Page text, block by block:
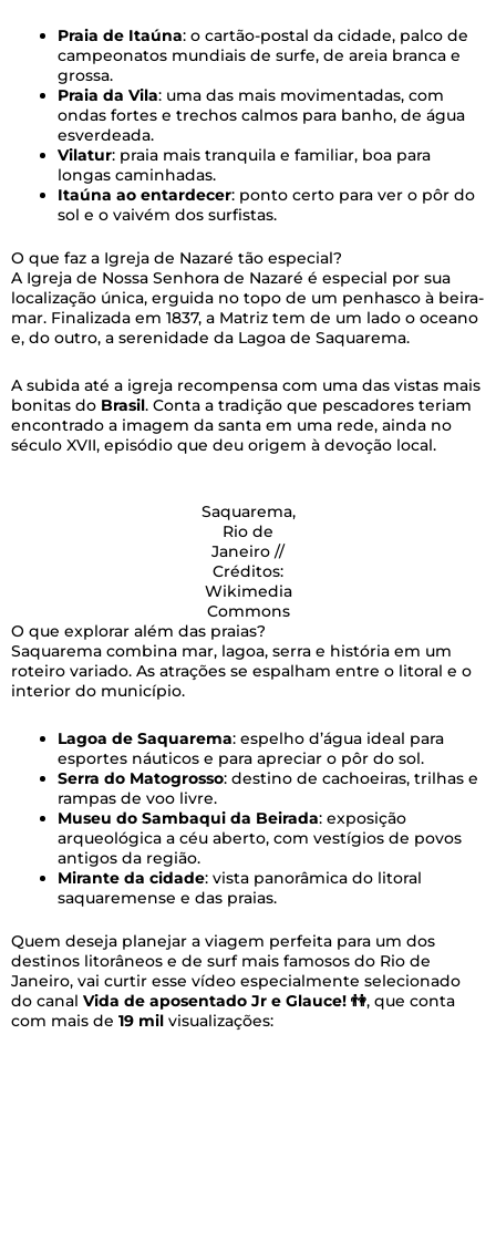
Praia de Itaúna: o cartão-postal da cidade, palco de
campeonatos mundiais de surfe, de areia branca e
grossa.
Praia da Vila: uma das mais movimentadas, com
ondas fortes e trechos calmos para banho, de água
esverdeada.
Vilatur: praia mais tranquila e familiar, boa para
longas caminhadas.
Itaúna ao entardecer: ponto certo para ver o pôr do
sol e o vaivém dos surfistas.
O que faz a Igreja de Nazaré tão especial?
A Igreja de Nossa Senhora de Nazaré é especial por sua
localização única, erguida no topo de um penhasco à beira-
mar. Finalizada em 1837, a Matriz tem de um lado o oceano
e, do outro, a serenidade da Lagoa de Saquarema.
A subida até a igreja recompensa com uma das vistas mais
bonitas do Brasil. Conta a tradição que pescadores teriam
encontrado a imagem da santa em uma rede, ainda no
século XVII, episódio que deu origem à devoção local.
Saquarema,
Rio de
Janeiro //
Créditos:
Wikimedia
Commons
O que explorar além das praias?
Saquarema combina mar, lagoa, serra e história em um
roteiro variado. As atrações se espalham entre o litoral e o
interior do município.
Lagoa de Saquarema: espelho d’água ideal para
esportes náuticos e para apreciar o pôr do sol.
Serra do Matogrosso: destino de cachoeiras, trilhas e
rampas de voo livre.
Museu do Sambaqui da Beirada: exposição
arqueológica a céu aberto, com vestígios de povos
antigos da região.
Mirante da cidade: vista panorâmica do litoral
saquaremense e das praias.
Quem deseja planejar a viagem perfeita para um dos
destinos litorâneos e de surf mais famosos do Rio de
Janeiro, vai curtir esse vídeo especialmente selecionado
do canal Vida de aposentado Jr e Glauce! 👫, que conta
com mais de 19 mil visualizações: